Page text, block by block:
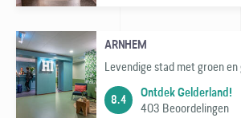
ARNHEM
Levendige stad met groen
8.4 Ontdek Gelderland!
403 Beoordelingen